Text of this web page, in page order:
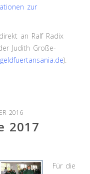
zur
an Ralf Radix
Judith Große-
).
2016
2017
Für die